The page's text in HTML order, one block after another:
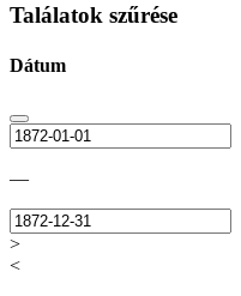
Találatok szűrése
Dátum
—
>
<